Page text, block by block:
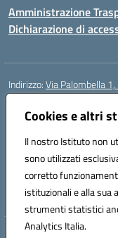
Cookies e altri
Il nostro Istituto non
sono utilizzati
corretto
istituzionali e alla sua
strumenti statistici
Analytics Italia.
Amministrazione
Dichiarazione di
Indirizzo:Via Palombella
Centralino:
Posta elettronica
Codice fiscale:
Codice meccanografico:
Codice Indice delle
Codice unico di fatturazione